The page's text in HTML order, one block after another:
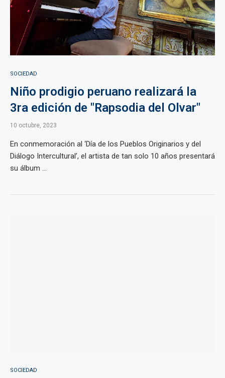
SOCIEDAD
Niño prodigio peruano realizará la
3ra edición de "Rapsodia del Olvar"
10 octubre, 2023
En conmemoración al ‘Día de los Pueblos Originarios y del
Diálogo Intercultural’, el artista de tan solo 10 años presentará
su álbum ...
SOCIEDAD